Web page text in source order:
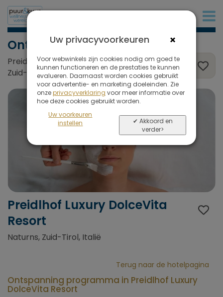
Ontspanning
Preidlhof Luxury DolceVita Resort, Naturns,
Zuid-Tirol, Italië
Preidlhof Luxury DolceVita
Resort
Naturns, Zuid-Tirol, Italië
Terug naar de hotelpagina
Ontspanning programma in Preidlhof Luxury
DolceVita Resort
×
Uw privacyvoorkeuren
Voor webwinkels zijn cookies nodig om goed te
kunnen functioneren en de prestaties te kunnen
evalueren. Daarnaast worden cookies gebruikt
voor advertentie- en marketing doeleinden. Zie
onzeprivacyverklaring voor meer informatie over
hoe deze cookies gebruikt worden.
Uw voorkeuren
instellen
✔ Akkoord en
verder>